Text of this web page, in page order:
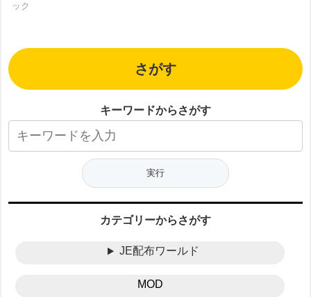
ック
さがす
キーワードからさがす
カテゴリーからさがす
JE配布ワールド
MOD